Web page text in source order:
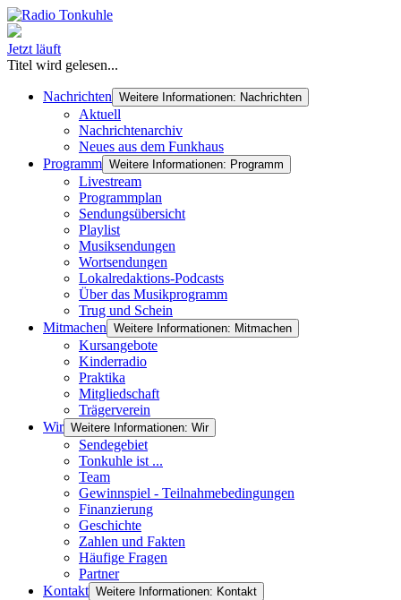
Jetzt läuft
Titel wird gelesen...
Nachrichten Weitere Informationen: Nachrichten
Aktuell
Nachrichtenarchiv
Neues aus dem Funkhaus
Programm Weitere Informationen: Programm
Livestream
Programmplan
Sendungsübersicht
Playlist
Musiksendungen
Wortsendungen
Lokalredaktions-Podcasts
Über das Musikprogramm
Trug und Schein
Mitmachen Weitere Informationen: Mitmachen
Kursangebote
Kinderradio
Praktika
Mitgliedschaft
Trägerverein
Wir Weitere Informationen: Wir
Sendegebiet
Tonkuhle ist ...
Team
Gewinnspiel - Teilnahmebedingungen
Finanzierung
Geschichte
Zahlen und Fakten
Häufige Fragen
Partner
Kontakt Weitere Informationen: Kontakt